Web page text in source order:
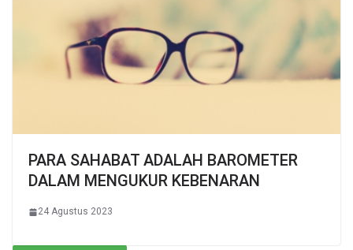
PARA SAHABAT ADALAH BAROMETER
DALAM MENGUKUR KEBENARAN
24 Agustus 2023